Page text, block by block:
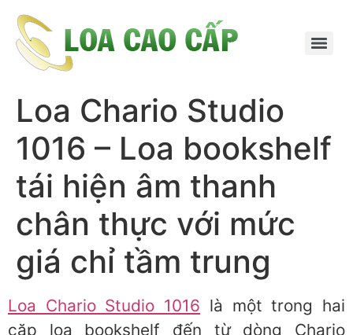
Loa Chario Studio
1016 – Loa bookshelf
tái hiện âm thanh
chân thực với mức
giá chỉ tầm trung
Loa Chario Studio 1016 là một trong hai
cặp loa bookshelf đến từ dòng Chario